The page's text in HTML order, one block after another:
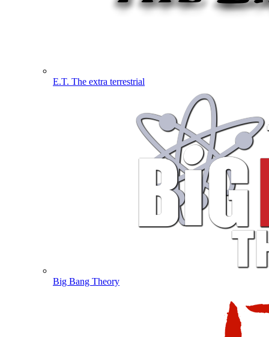
E.T. The extra terrestrial
Big Bang Theory